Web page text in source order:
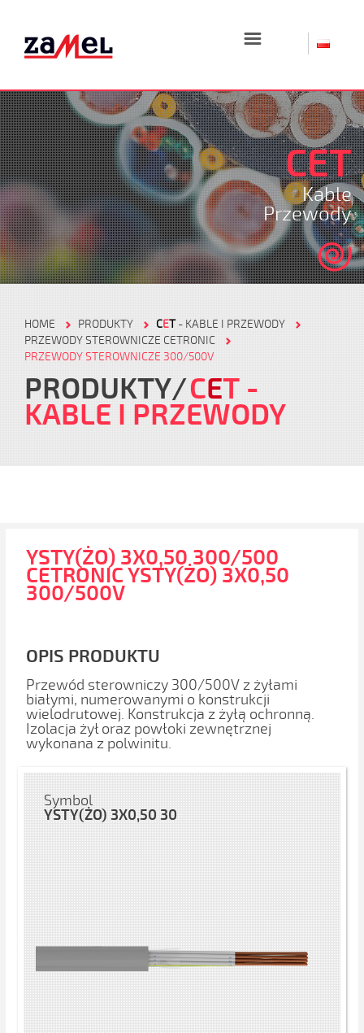
☰
CET
Kable
Przewody
HOME PRODUKTY CET- KABLE I PRZEWODY
PRZEWODY STEROWNICZE CETRONIC
PRZEWODY STEROWNICZE 300/500V
PRODUKTY CET -
KABLE I PRZEWODY
YSTY(ŻO) 3X0,50 300/500
CETRONIC YSTY(ŻO) 3X0,50
300/500V
OPIS PRODUKTU
Przewód sterowniczy 300/500V z żyłami
białymi, numerowanymi o konstrukcji
wielodrutowej. Konstrukcja z żyłą ochronną.
Izolacja żył oraz powłoki zewnętrznej
wykonana z polwinitu.
Symbol
YSTY(ŻO) 3X0,50 30